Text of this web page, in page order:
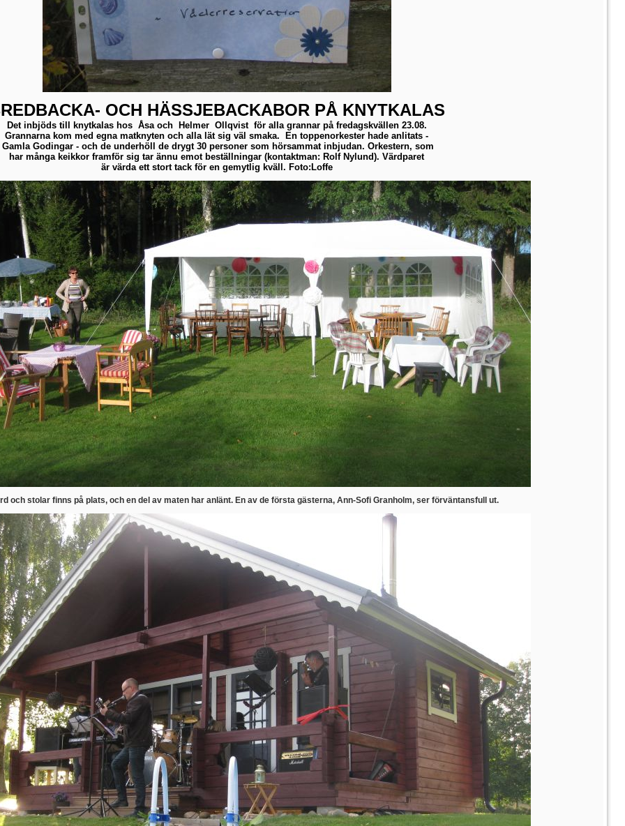
OCH HÄSSJEBACKABOR PÅ KNYTKALAS
Det inbjöds till knytkalas hos Åsa och Helmer Ollqvist för alla grannar på fredagskvällen 23.08.
Grannarna kom med egna matknyten och alla lät sig väl smaka. En toppenorkester hade anlitats -
Gamla Godingar - och de underhöll de drygt 30 personer som hörsammat inbjudan. Orkestern, som
har många keikkor framför sig tar ännu emot beställningar (kontaktman: Rolf Nylund). Värdparet
är värda ett stort tack för en gemytlig kväll. Foto:Loffe
och stolar finns på plats, och en del av maten har anlänt. En av de första gästerna, Ann-Sofi Granholm, ser förväntansfull ut.